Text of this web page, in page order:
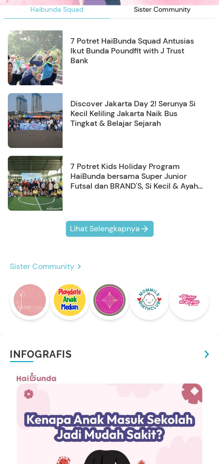
Haibunda Squad Sister Community
7 Potret HaiBunda Squad Antusias
Ikut Bunda Poundfit with J Trust
Bank
Discover Jakarta Day 2! Serunya Si
Kecil Keliling Jakarta Naik Bus
Tingkat & Belajar Sejarah
7 Potret Kids Holiday Program
HaiBunda bersama Super Junior
Futsal dan BRAND'S, Si Kecil & Ayah
Lihat Selengkapnya
Sister Community
INFOGRAFIS